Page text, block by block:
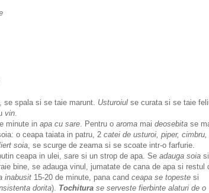
se spala si se taie marunt. Usturoiul se curata si se taie
vin
minute in apa cu sare . Pentru o aroma mai deosebita se
o ceapa taiata in patru, 2 catei de usturoi, piper, cimbru,
soia , se scurge de zeama si se scoate intr-o farfurie.
ceapa in ulei, sare si un strop de apa. Se adauga soia
bine, se adauga vinul, jumatate de cana de apa si restul
inabusit 15-20 de minute, pana cand ceapa se topeste si
dorita). Tochitura se serveste fierbinte alaturi de o